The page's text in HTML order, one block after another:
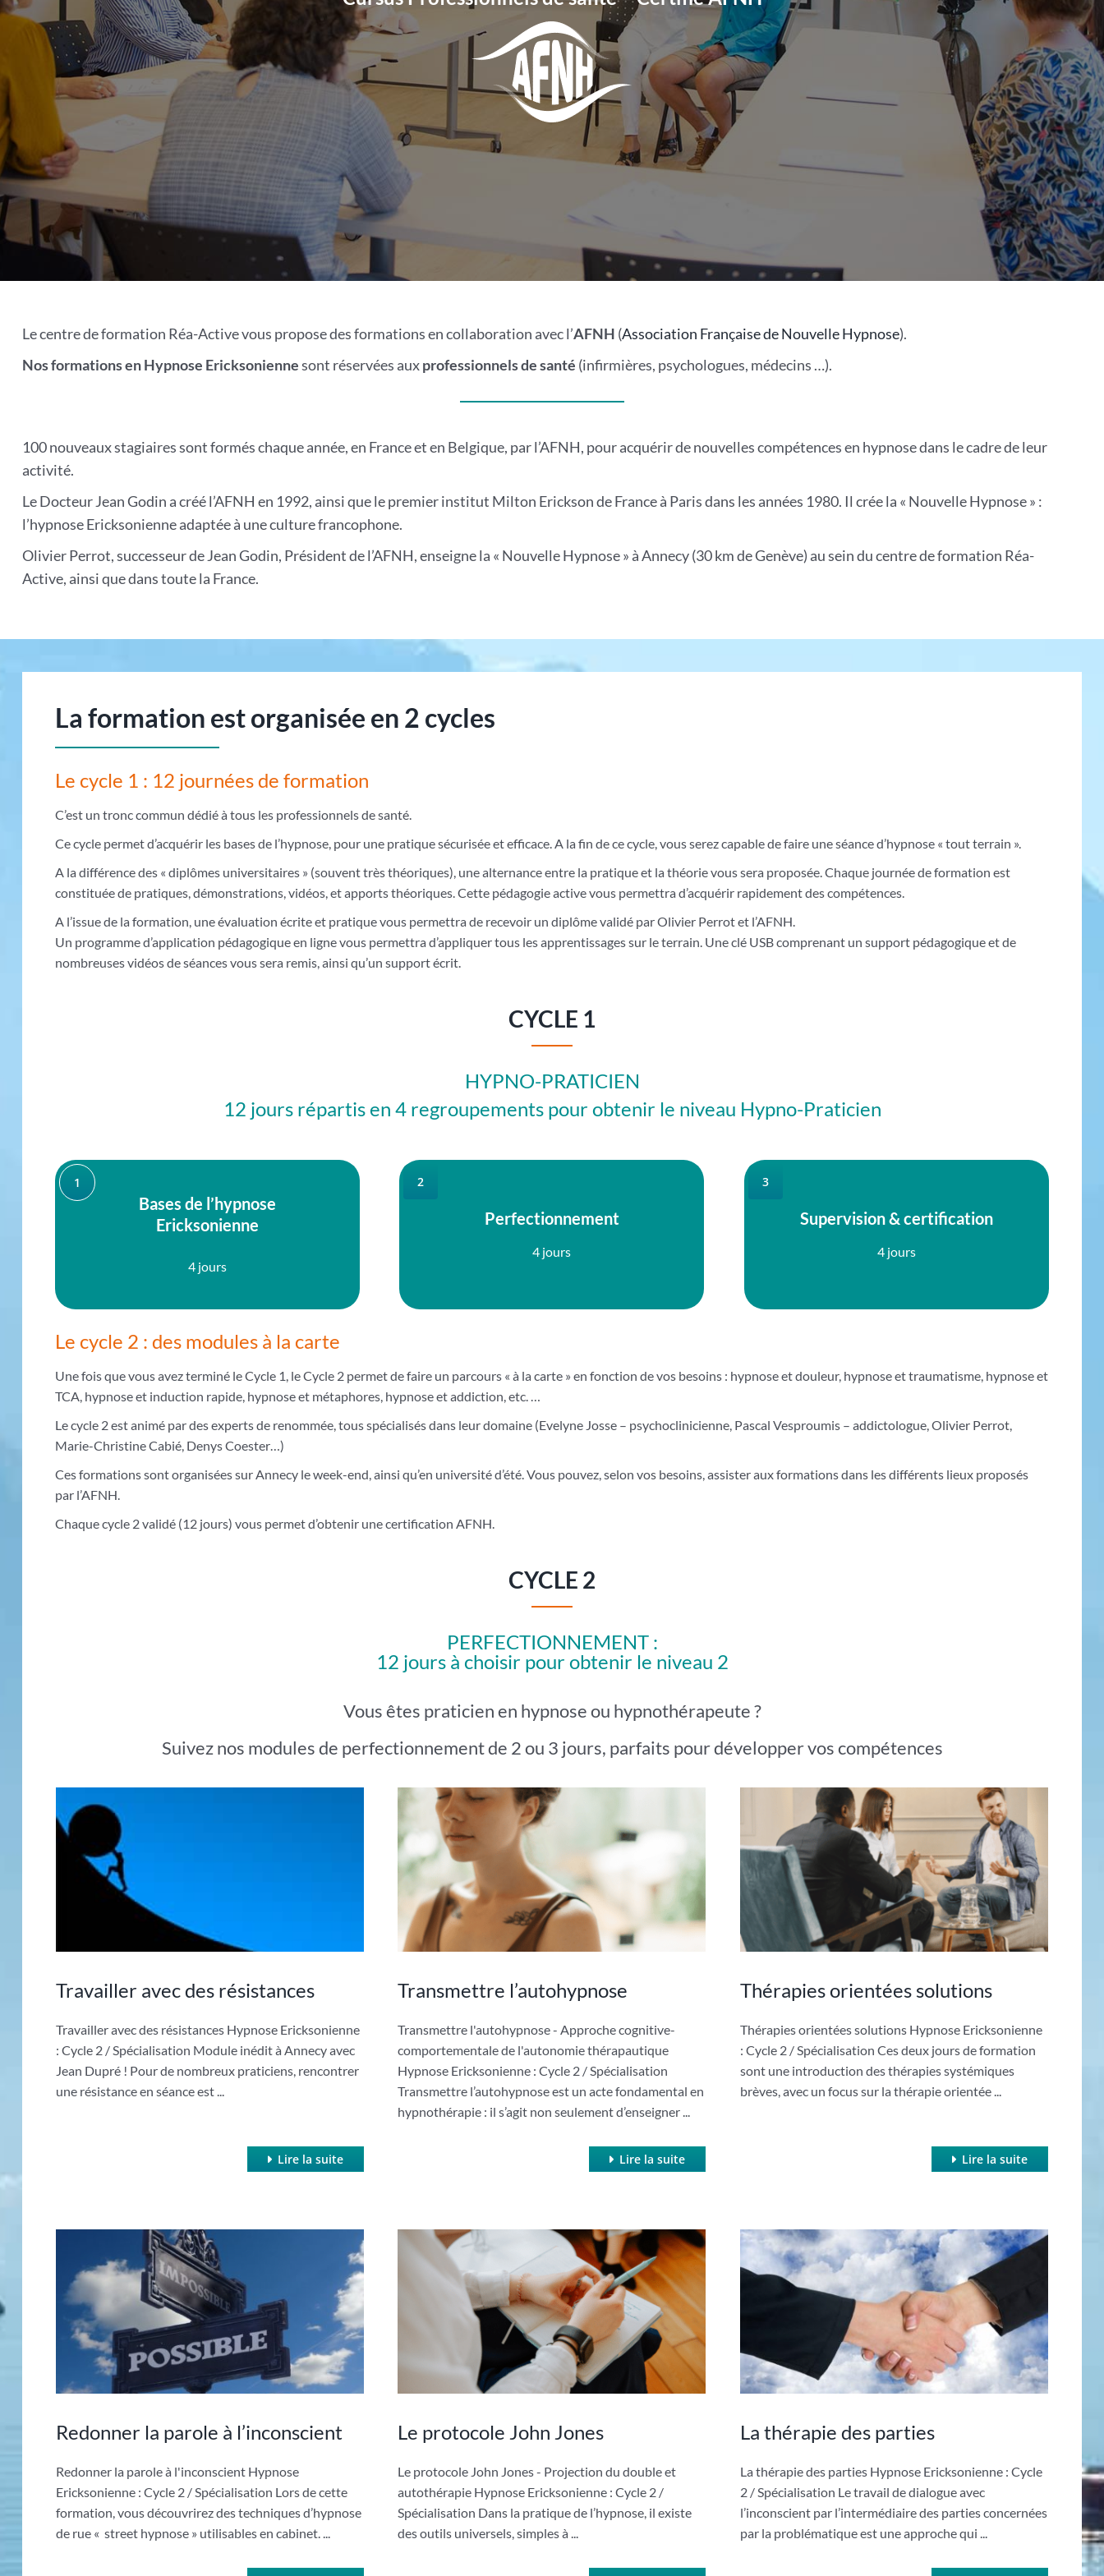
Le centre de formation Réa-Active vous propose des formations en collaboration avec l’AFNH (Association Française de Nouvelle Hypnose).
Nos formations en Hypnose Ericksoniennesont réservées auxprofessionnels de santé (infirmières, psychologues, médecins …).
100 nouveaux stagiaires sont formés chaque année, en France et en Belgique, par l’AFNH, pour acquérir de nouvelles compétences en hypnose dans le cadre de leur
activité.
Le Docteur Jean Godin a créé l’AFNH en 1992, ainsi que le premier institut Milton Erickson de France à Paris dans les années 1980. Il crée la « Nouvelle Hypnose » :
l’hypnose Ericksonienne adaptée à une culture francophone.
Olivier Perrot, successeur de Jean Godin, Président de l’AFNH, enseigne la « Nouvelle Hypnose » à Annecy (30 km de Genève) au sein du centre de formation Réa-
Active, ainsi que dans toute la France.
La formation est organisée en 2 cycles
Le cycle 1 : 12 journées de formation
C’est un tronc commun dédié à tous les professionnels de santé.
Ce cycle permet d’acquérir les bases de l’hypnose, pour une pratique sécurisée et efficace. A la fin de ce cycle, vous serez capable de faire une séance d’hypnose « tout terrain ».
A la différence des « diplômes universitaires » (souvent très théoriques), une alternance entre la pratique et la théorie vous sera proposée. Chaque journée de formation est
constituée de pratiques, démonstrations, vidéos, et apports théoriques. Cette pédagogie active vous permettra d’acquérir rapidement des compétences.
A l’issue de la formation, une évaluation écrite et pratique vous permettra de recevoir un diplôme validé par Olivier Perrot et l’AFNH.
Un programme d’application pédagogique en ligne vous permettra d’appliquer tous les apprentissages sur le terrain. Une clé USB comprenant un support pédagogique et de
nombreuses vidéos de séances vous sera remis, ainsi qu’un support écrit.
CYCLE 1
HYPNO-PRATICIEN
12 jours répartis en 4 regroupements pour obtenir le niveau Hypno-Praticien
1
Bases de l’hypnose
Ericksonienne
4 jours
2
Perfectionnement
4 jours
3
Supervision & certification
4 jours
Le cycle 2 : des modules à la carte
Une fois que vous avez terminé le Cycle 1, le Cycle 2 permet de faire un parcours « à la carte » en fonction de vos besoins : hypnose et douleur, hypnose et traumatisme, hypnose et
TCA, hypnose et induction rapide, hypnose et métaphores, hypnose et addiction, etc. …
Le cycle 2 est animé par des experts de renommée, tous spécialisés dans leur domaine (Evelyne Josse – psychoclinicienne, Pascal Vesproumis – addictologue, Olivier Perrot,
Marie-Christine Cabié, Denys Coester…)
Ces formations sont organisées sur Annecy le week-end, ainsi qu’en université d’été. Vous pouvez, selon vos besoins, assister aux formations dans les différents lieux proposés
par l’AFNH.
Chaque cycle 2 validé (12 jours) vous permet d’obtenir une certification AFNH.
CYCLE 2
PERFECTIONNEMENT :
12 jours à choisir pour obtenir le niveau 2
Vous êtes praticien en hypnose ou hypnothérapeute ?
Suivez nos modules de perfectionnement de 2 ou 3 jours, parfaits pour développer vos compétences
Travailler avec des résistances
Travailler avec des résistances Hypnose Ericksonienne
: Cycle 2 / Spécialisation Module inédit à Annecy avec
Jean Dupré ! Pour de nombreux praticiens, rencontrer
une résistance en séance est ...
Lire la suite
Transmettre l’autohypnose
Transmettre l'autohypnose - Approche cognitive-
comportementale de l'autonomie thérapautique
Hypnose Ericksonienne : Cycle 2 / Spécialisation
Transmettre l’autohypnose est un acte fondamental en
hypnothérapie : il s’agit non seulement d’enseigner ...
Lire la suite
Thérapies orientées solutions
Thérapies orientées solutions Hypnose Ericksonienne
: Cycle 2 / Spécialisation Ces deux jours de formation
sont une introduction des thérapies systémiques
brèves, avec un focus sur la thérapie orientée ...
Lire la suite
Redonner la parole à l’inconscient
Redonner la parole à l'inconscient Hypnose
Ericksonienne : Cycle 2 / Spécialisation Lors de cette
formation, vous découvrirez des techniques d’hypnose
de rue « street hypnose » utilisables en cabinet. ...
Le protocole John Jones
Le protocole John Jones - Projection du double et
autothérapie Hypnose Ericksonienne : Cycle 2 /
Spécialisation Dans la pratique de l’hypnose, il existe
des outils universels, simples à ...
La thérapie des parties
La thérapie des parties Hypnose Ericksonienne : Cycle
2 / Spécialisation Le travail de dialogue avec
l’inconscient par l’intermédiaire des parties concernées
par la problématique est une approche qui ...